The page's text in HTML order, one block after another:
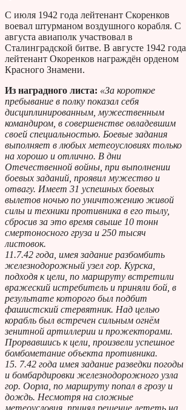
С июля 1942 года лейтенант Скоренков
воевал штурманом воздушного корабля. С
августа авиаполк участвовал в
Сталинградской битве. В августе 1942 года
лейтенант Окоренков награждён орденом
Красного Знамени.
Из наградного листа: «За короткое
пребывание в полку показал себя
дисциплинированным, мужественным
командиром, в совершенстве овладевшим
своей специальностью. Боевые задания
выполняет в любых метеоусловиях только
на хорошо и отлично. В дни
Отечественной войны, при выполнении
боевых заданий, проявил мужество и
отвагу. Имеет 31 успешных боевых
вылетов ночью по уничтожению живой
силы и техники противника в его тылу,
сбросив за это время свыше 10 тонн
смертоносного груза и 250 тысяч
листовок.
11.7.42 года, имея задание разбомбить
железнодорожный узел гор. Курска,
подходя к цели, по маршруту встретили
вражеский истребитель и приняли бой, в
результате которого был подбит
фашистский стервятник. Над целью
корабль был встречен сильным огнём
зенитной артиллерии и прожекторами.
Прорвавшись к цели, произвели успешное
бомбометание объекта противника.
15. 7.42 года имея задание разведки погоды
и бомбардировки железнодорожного узла
гор. Оорла, по маршруту попал в грозу и
дождь. Несмотря на сложные
метеоусловия, принял решение лететь на